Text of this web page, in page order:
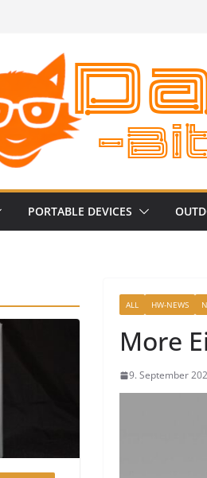
PORTABLE DEVICES
ALL HW-NEWS
More
9. September